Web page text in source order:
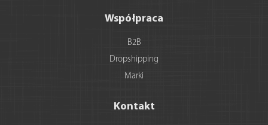
Współpraca
B2B
Dropshipping
Marki
Kontakt